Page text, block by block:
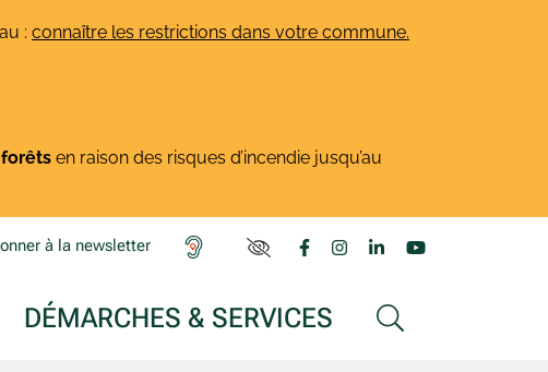
: connaître les restrictions dans votre commune.
forêts en raison des risques d’incendie jusqu’au
à la newsletter Lien vers le compte Facebook
Lien vers le compte
Lien vers le compte
Lien vers la
DÉMARCHES & SERVICES
AFFICHER LA